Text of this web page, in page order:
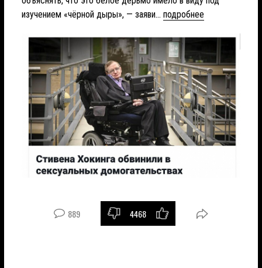
изучением «чёрной дыры», — заяви... подробнее
889 4468